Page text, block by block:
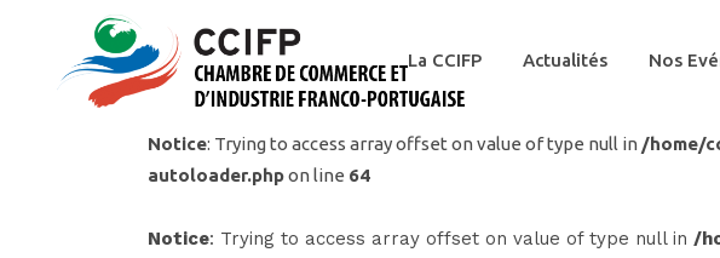
La CCIFP Actualités Nos
Notice: Trying to access array offset on value of type null in /home/
autoloader.phpon line 64
Notice: Trying to access array offset on value of type null in /